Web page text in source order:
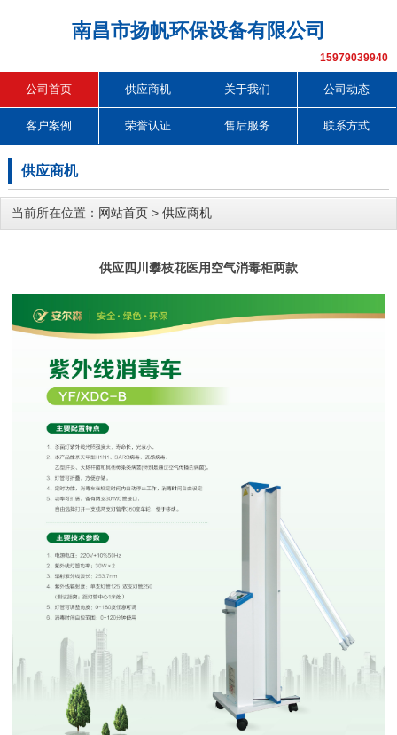
南昌市扬帆环保设备有限公司
15979039940
公司首页 供应商机 关于我们 公司动态
客户案例 荣誉认证 售后服务 联系方式
供应商机
当前所在位置： 网站首页 > 供应商机
供应四川攀枝花医用空气消毒柜两款